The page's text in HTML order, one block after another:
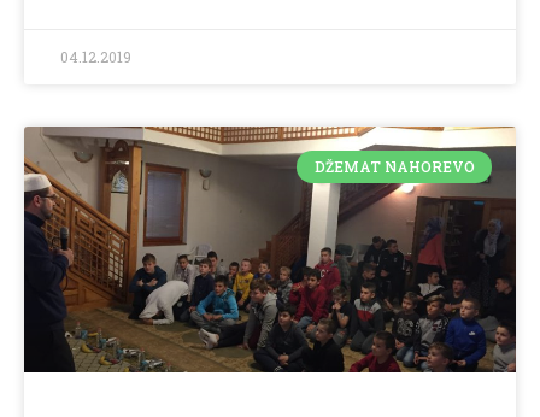
04.12.2019
DŽEMAT NAHOREVO